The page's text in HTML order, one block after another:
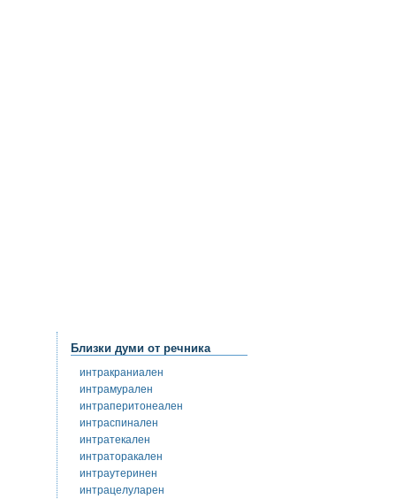
Близки думи от речника
интракраниален
интрамурален
интраперитонеален
интраспинален
интратекален
интраторакален
интраутеринен
интрацелуларен